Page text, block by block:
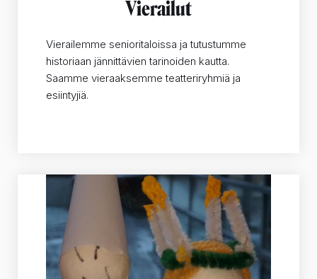
Vierailut
Vierailemme senioritaloissa ja tutustumme
historiaan jännittävien tarinoiden kautta.
Saamme vieraaksemme teatteriryhmiä ja
esiintyjiä.